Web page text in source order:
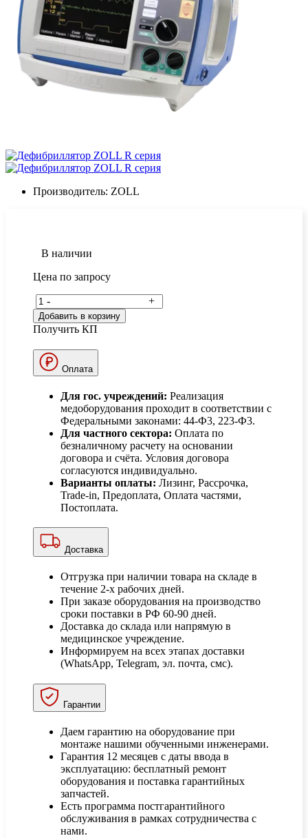
Производитель: ZOLL
В наличии
Цена по запросу
- +
Добавить в корзину
Получить КП
Оплата
Для гос. учреждений: Реализация
медоборудования проходит в соответствии с
Федеральными законами: 44-Ф3, 223-Ф3.
Для частного сектора: Оплата по
безналичному расчету на основании
договора и счёта. Условия договора
согласуются индивидуально.
Варианты оплаты: Лизинг, Рассрочка,
Trade-in, Предоплата, Оплата частями,
Постоплата.
Доставка
Отгрузка при наличии товара на складе в
течение 2-х рабочих дней.
При заказе оборудования на производство
сроки поставки в РФ 60-90 дней.
Доставка до склада или напрямую в
медицинское учреждение.
Информируем на всех этапах доставки
(WhatsApp, Telegram, эл. почта, смс).
Гарантии
Даем гарантию на оборудование при
монтаже нашими обученными инженерами.
Гарантия 12 месяцев с даты ввода в
эксплуатацию: бесплатный ремонт
оборудования и поставка гарантийных
запчастей.
Есть программа постгарантийного
обслуживания в рамках сотрудничества с
нами.